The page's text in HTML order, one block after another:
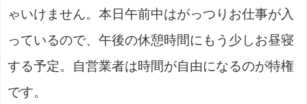
ゃいけません。本日午前中はがっつりお仕事が入
っているので、午後の休憩時間にもう少しお昼寝
する予定。自営業者は時間が自由になるのが特権
です。